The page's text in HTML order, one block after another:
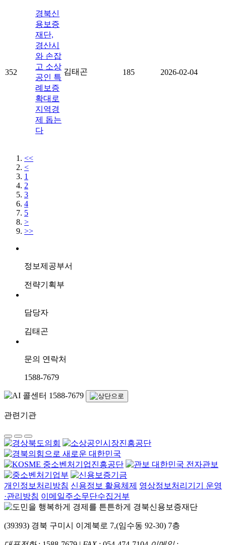
352
경북신
용보증
재단,
경산시
와 손잡
고 소상
공인 특
례보증
확대로
지역경
제 돕는
다
김태곤 185 2026-02-04
<<
<
1
2
3
4
5
>
>>
정보제공부서
전략기획부
담당자
김태곤
문의 연락처
1588-7679
관련기관
개인정보처리방침 신용정보 활용체제 영상정보처리기기 운영
·관리방침 이메일주소무단수집거부
(39393) 경북 구미시 이계북로 7,(임수동 92-30) 7층